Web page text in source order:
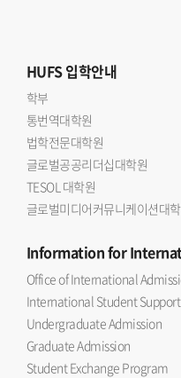
HUFS입학안내
학부
통번역대학원
법학전문대학원
글로벌공공리더십대학원
TESOL 대학원
글로벌미디어커뮤니케이션대
Informationfor
Office of International
International Student Support
Undergraduate Admission
Graduate Admission
Student Exchange Program